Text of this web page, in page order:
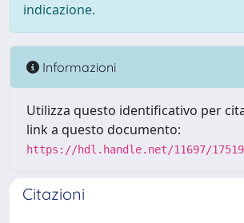
indicazione.
Informazioni
Utilizza questo identificativo per
link a questo documento:
https://hdl.handle.net/11697/
Citazioni